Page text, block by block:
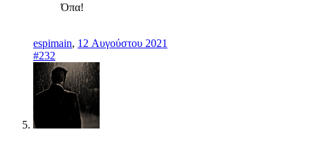
Όπα!
espimain, 12 Αυγούστου 2021
#232